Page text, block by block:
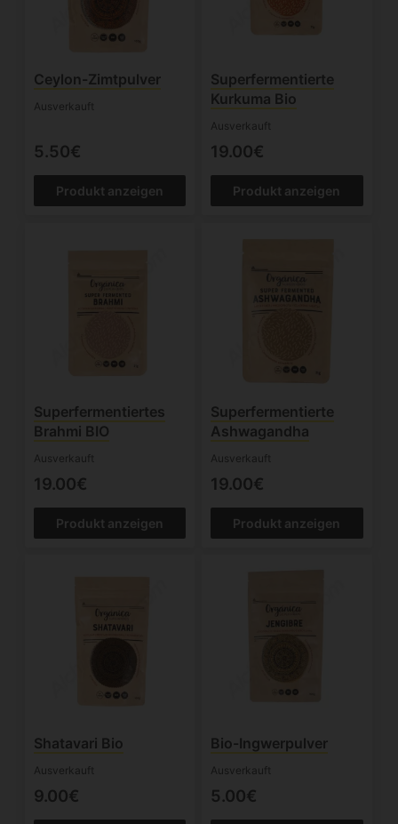
Ceylon-Zimtpulver
Ausverkauft
5.50€
Produkt anzeigen
Superfermentierte
Kurkuma Bio
Ausverkauft
19.00€
Produkt anzeigen
Superfermentiertes
Brahmi BIO
Ausverkauft
19.00€
Produkt anzeigen
Superfermentierte
Ashwagandha
Ausverkauft
19.00€
Produkt anzeigen
Shatavari Bio
Ausverkauft
9.00€
Bio-Ingwerpulver
Ausverkauft
5.00€